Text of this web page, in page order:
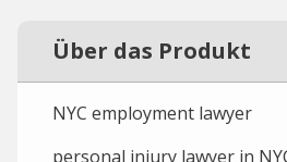
Über das Produkt
NYC employment lawyer
personal injury lawyer in